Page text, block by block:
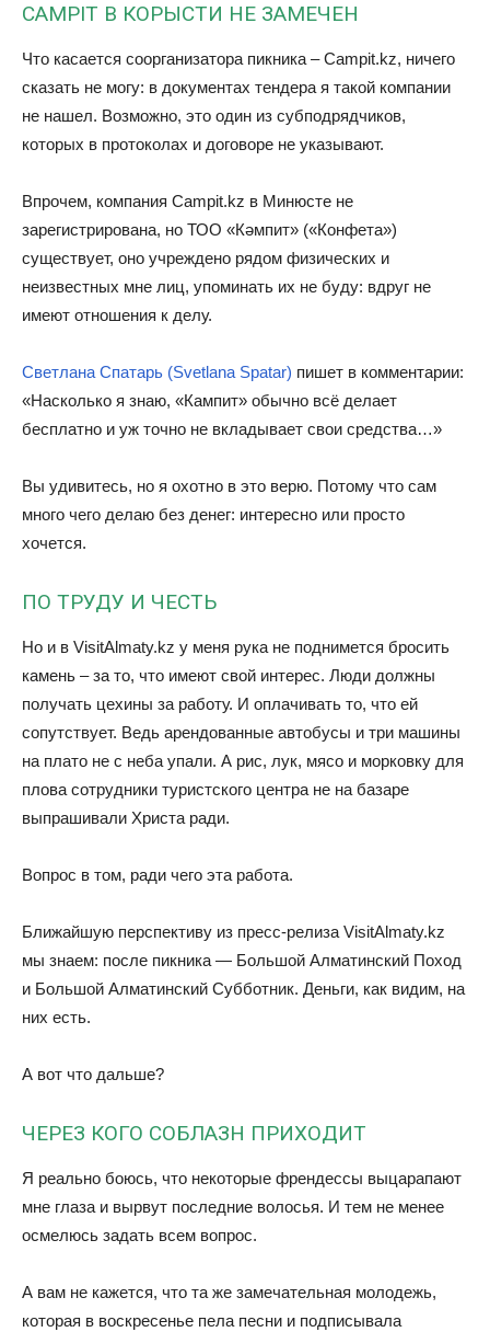
CAMPIT В КОРЫСТИ НЕ ЗАМЕЧЕН
Что касается соорганизатора пикника – Campit.kz, ничего
сказать не могу: в документах тендера я такой компании
не нашел. Возможно, это один из субподрядчиков,
которых в протоколах и договоре не указывают.
Впрочем, компания Campit.kz в Минюсте не
зарегистрирована, но ТОО «Кәмпит» («Конфета»)
существует, оно учреждено рядом физических и
неизвестных мне лиц, упоминать их не буду: вдруг не
имеют отношения к делу.
Светлана Спатарь (Svetlana Spatar) пишет в комментарии:
«Насколько я знаю, «Кампит» обычно всё делает
бесплатно и уж точно не вкладывает свои средства…»
Вы удивитесь, но я охотно в это верю. Потому что сам
много чего делаю без денег: интересно или просто
хочется.
ПО ТРУДУ И ЧЕСТЬ
Но и в VisitAlmaty.kz у меня рука не поднимется бросить
камень – за то, что имеют свой интерес. Люди должны
получать цехины за работу. И оплачивать то, что ей
сопутствует. Ведь арендованные автобусы и три машины
на плато не с неба упали. А рис, лук, мясо и морковку для
плова сотрудники туристского центра не на базаре
выпрашивали Христа ради.
Вопрос в том, ради чего эта работа.
Ближайшую перспективу из пресс-релиза VisitAlmaty.kz
мы знаем: после пикника — Большой Алматинский Поход
и Большой Алматинский Субботник. Деньги, как видим, на
них есть.
А вот что дальше?
ЧЕРЕЗ КОГО СОБЛАЗН ПРИХОДИТ
Я реально боюсь, что некоторые френдессы выцарапают
мне глаза и вырвут последние волосья. И тем не менее
осмелюсь задать всем вопрос.
А вам не кажется, что та же замечательная молодежь,
которая в воскресенье пела песни и подписывала